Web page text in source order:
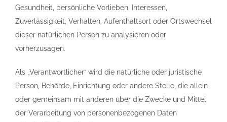
Gesundheit, persönliche Vorlieben, Interessen,
Zuverlässigkeit, Verhalten, Aufenthaltsort oder Ortswechsel
dieser natürlichen Person zu analysieren oder
vorherzusagen.
Als „Verantwortlicher“ wird die natürliche oder juristische
Person, Behörde, Einrichtung oder andere Stelle, die allein
oder gemeinsam mit anderen über die Zwecke und Mittel
der Verarbeitung von personenbezogenen Daten